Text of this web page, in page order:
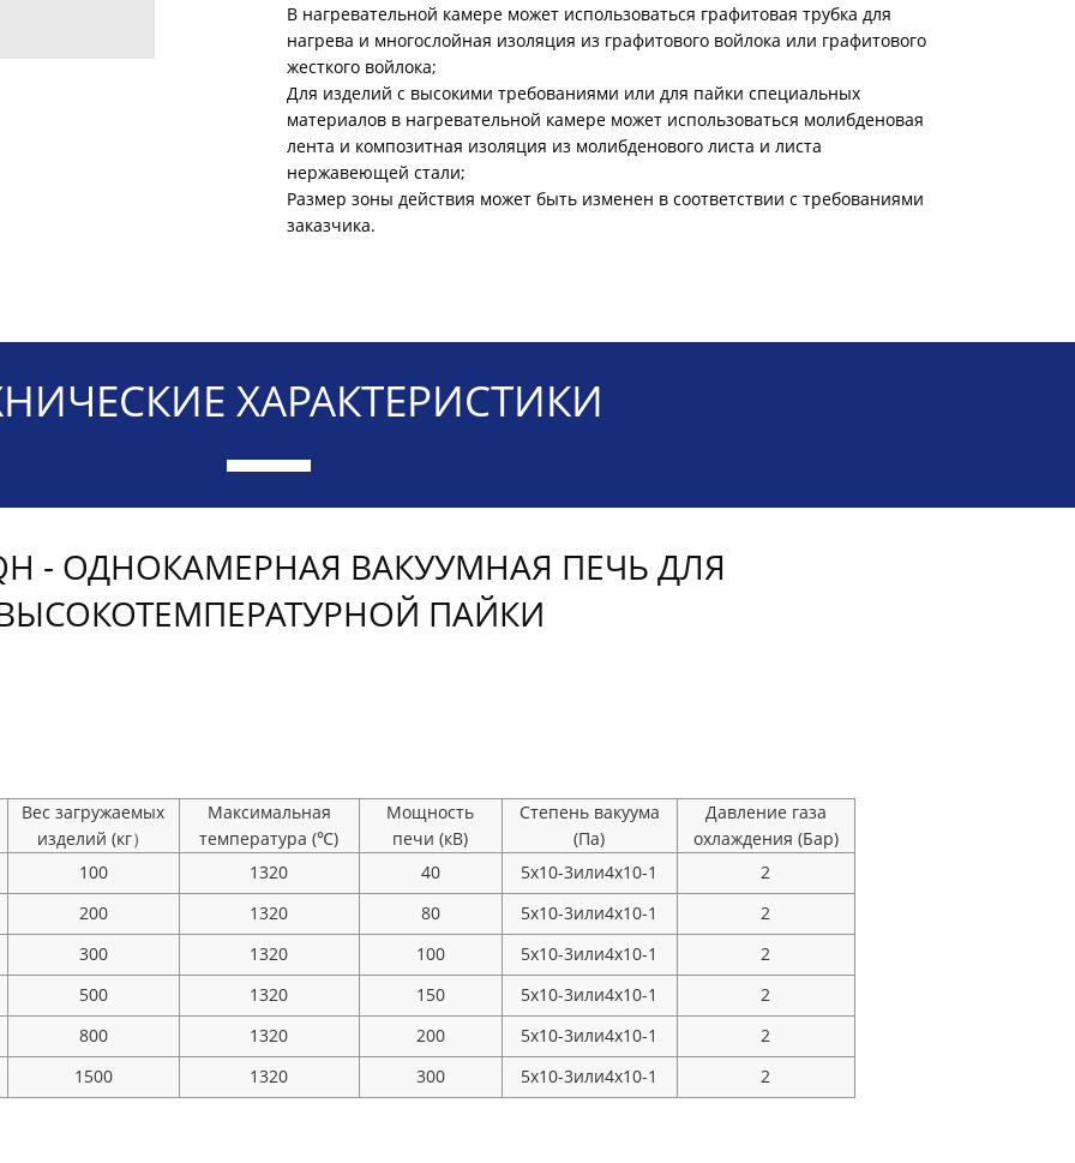
В нагревательной камере может использоваться графитовая трубка для
нагрева и многослойная изоляция из графитового войлока или графитового
жесткого войлока;
Для изделий с высокими требованиями или для пайки специальных
материалов в нагревательной камере может использоваться молибденовая
лента и композитная изоляция из молибденового листа и листа
нержавеющей стали;
Размер зоны действия может быть изменен в соответствии с требованиями
заказчика.
ХАРАКТЕРИСТИКИ
- ОДНОКАМЕРНАЯ ВАКУУМНАЯ ПЕЧЬ ДЛЯ
ПАЙКИ
Вес загружаемых
изделий (кг）
Максимальная
температура (℃)
Мощность
печи (кВ)
Степень вакуума
(Па)
Давление газа
охлаждения (Бар)
100
1320 40 5x10-3или4x10-1
2
200
1320 80 5x10-3или4x10-1
2
300
1320 100 5x10-3или4x10-1
2
500
1320 150 5x10-3или4x10-1
2
800
1320 200 5x10-3или4x10-1
2
1500
1320 300 5x10-3или4x10-1 2